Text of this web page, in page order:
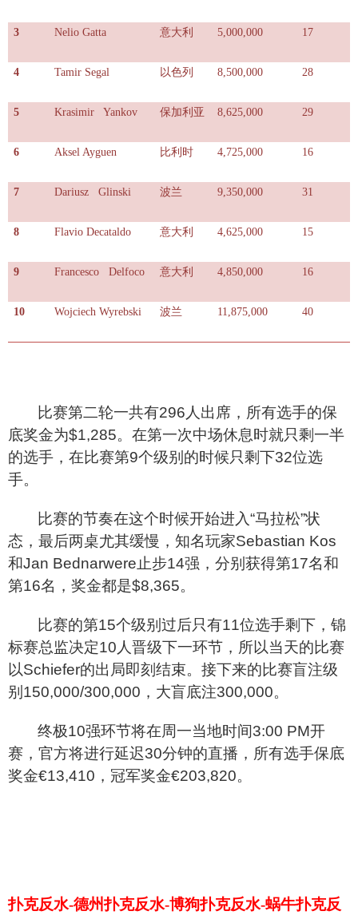
3 Nelio Gatta 意大利 5,000,000 17
4 Tamir Segal 以色列 8,500,000 28
5 Krasimir Yankov 保加利亚 8,625,000 29
6 Aksel Ayguen 比利时 4,725,000 16
7 Dariusz Glinski 波兰 9,350,000 31
8 Flavio Decataldo 意大利 4,625,000 15
9 Francesco Delfoco 意大利 4,850,000 16
10 Wojciech Wyrebski 波兰 11,875,000 40
比赛第二轮一共有296人出席，所有选手的保
底奖金为$1,285。在第一次中场休息时就只剩一半
的选手，在比赛第9个级别的时候只剩下32位选
手。
比赛的节奏在这个时候开始进入“马拉松”状
态，最后两桌尤其缓慢，知名玩家Sebastian Kos
和Jan Bednarwere止步14强，分别获得第17名和
第16名，奖金都是$8,365。
比赛的第15个级别过后只有11位选手剩下，锦
标赛总监决定10人晋级下一环节，所以当天的比赛
以Schiefer的出局即刻结束。接下来的比赛盲注级
别150,000/300,000，大盲底注300,000。
终极10强环节将在周一当地时间3:00 PM开
赛，官方将进行延迟30分钟的直播，所有选手保底
奖金€13,410，冠军奖金€203,820。
扑克反水-德州扑克反水-博狗扑克反水-蜗牛扑克反